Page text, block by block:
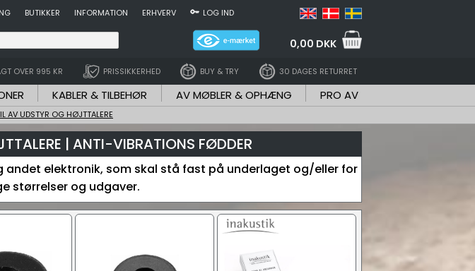
BUTIKKER INFORMATION ERHVERV LOG IND
0,00 DKK
OVER 995 KR PRISSIKKERHED BUY & TRY 30 DAGES RETURRET
KABLER & TILBEHØR AV MØBLER & OPHÆNG PRO AV
AV UDSTYR OG HØJTTALERE
| ANTI-VIBRATIONS FØDDER
elektronik, som skal stå fast på underlaget og/eller for
størrelser og udgaver.